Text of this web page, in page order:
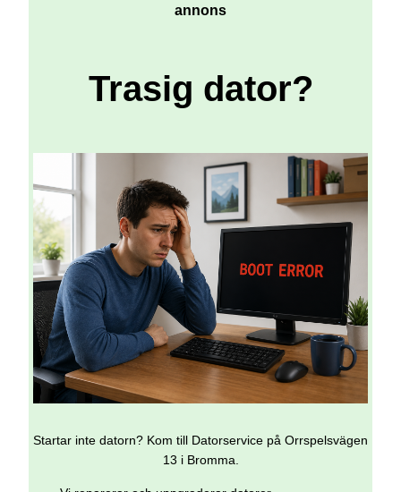
annons
Trasig dator?
Startar inte datorn? Kom till Datorservice på Orrspelsvägen
13 i Bromma.